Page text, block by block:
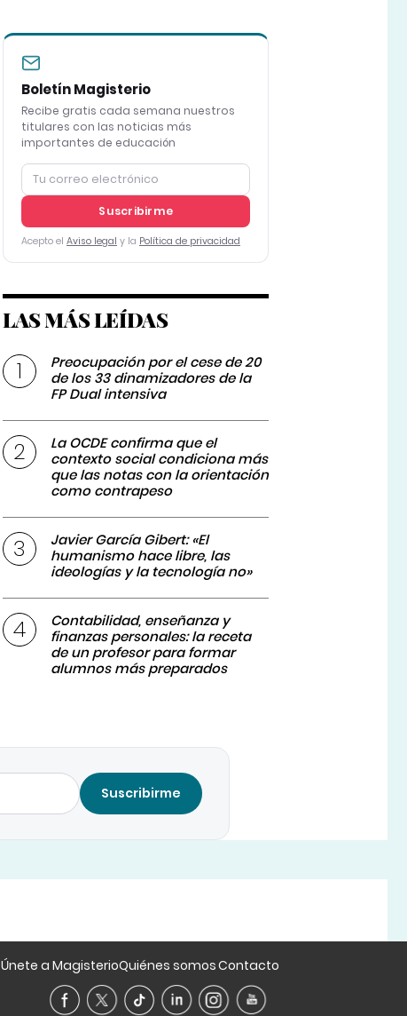
Boletín Magisterio
Recibe gratis cada semana nuestros
titulares con las noticias más
importantes de educación
Suscribirme
Acepto el Aviso legal y la Política de privacidad
LAS MÁS LEÍDAS
Preocupación por el cese de 20
de los 33 dinamizadores de la
FP Dual intensiva
La OCDE confirma que el
contexto social condiciona más
que las notas con la orientación
como contrapeso
Javier García Gibert: «El
humanismo hace libre, las
ideologías y la tecnología no»
Contabilidad, enseñanza y
finanzas personales: la receta
de un profesor para formar
alumnos más preparados
Suscribirme
Únete a MagisterioQuiénes somosContacto